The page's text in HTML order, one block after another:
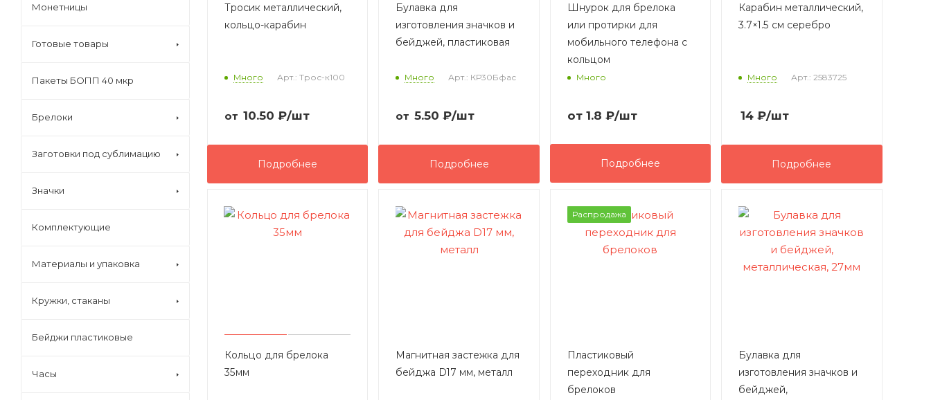
Тросик металлический,
кольцо-карабин
Много Арт.: Трос-к100
от 10.50 ₽/шт
Подробнее
Булавка для
изготовления значков и
бейджей, пластиковая
Много Арт.: КР30Бфас
от 5.50 ₽/шт
Подробнее
Шнурок для брелока
или протирки для
мобильного телефона с
кольцом
Много
от 1.8 ₽/шт
Подробнее
Карабин металлический,
3.7×1.5 см серебро
Много Арт.: 2583725
14 ₽/шт
Подробнее
Кольцо для брелока
35мм
Магнитная застежка для
бейджа D17 мм, металл
Распродажа
Пластиковый
переходник для
брелоков
Булавка для
изготовления значков и
бейджей,
Монетницы
Готовые товары
Пакеты БОПП 40 мкр
Брелоки
Заготовки под сублимацию
Значки
Комплектующие
Материалы и упаковка
Кружки, стаканы
Бейджи пластиковые
Часы